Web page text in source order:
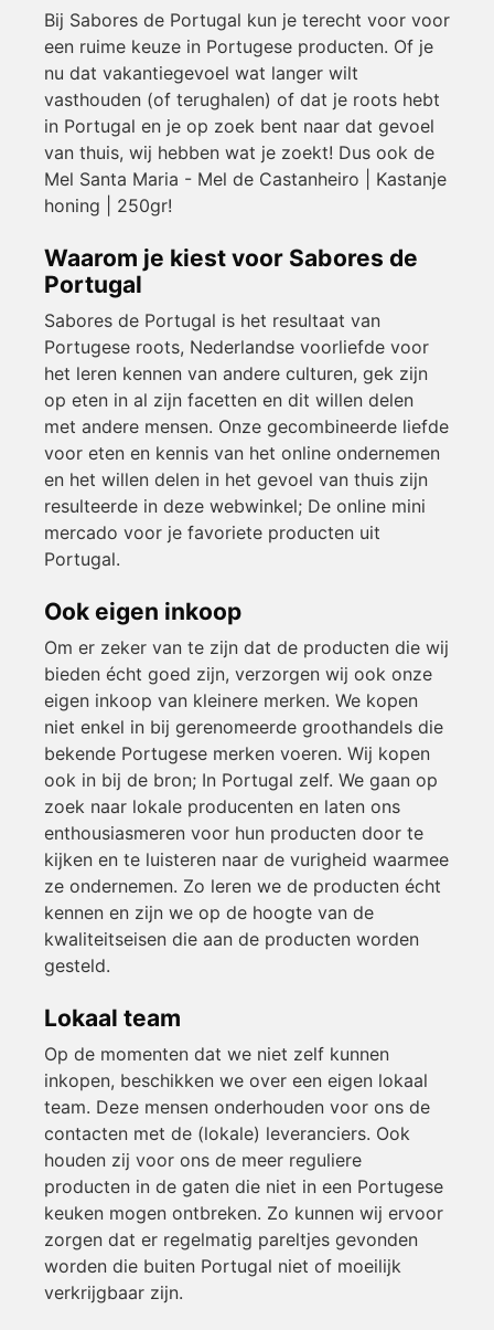
Bij Sabores de Portugal kun je terecht voor voor
een ruime keuze in Portugese producten. Of je
nu dat vakantiegevoel wat langer wilt
vasthouden (of terughalen) of dat je roots hebt
in Portugal en je op zoek bent naar dat gevoel
van thuis, wij hebben wat je zoekt! Dus ook de
Mel Santa Maria - Mel de Castanheiro | Kastanje
honing | 250gr!
Waarom je kiest voor Sabores de
Portugal
Sabores de Portugal is het resultaat van
Portugese roots, Nederlandse voorliefde voor
het leren kennen van andere culturen, gek zijn
op eten in al zijn facetten en dit willen delen
met andere mensen. Onze gecombineerde liefde
voor eten en kennis van het online ondernemen
en het willen delen in het gevoel van thuis zijn
resulteerde in deze webwinkel; De online mini
mercado voor je favoriete producten uit
Portugal.
Ook eigen inkoop
Om er zeker van te zijn dat de producten die wij
bieden écht goed zijn, verzorgen wij ook onze
eigen inkoop van kleinere merken. We kopen
niet enkel in bij gerenomeerde groothandels die
bekende Portugese merken voeren. Wij kopen
ook in bij de bron; In Portugal zelf. We gaan op
zoek naar lokale producenten en laten ons
enthousiasmeren voor hun producten door te
kijken en te luisteren naar de vurigheid waarmee
ze ondernemen. Zo leren we de producten écht
kennen en zijn we op de hoogte van de
kwaliteitseisen die aan de producten worden
gesteld.
Lokaal team
Op de momenten dat we niet zelf kunnen
inkopen, beschikken we over een eigen lokaal
team. Deze mensen onderhouden voor ons de
contacten met de (lokale) leveranciers. Ook
houden zij voor ons de meer reguliere
producten in de gaten die niet in een Portugese
keuken mogen ontbreken. Zo kunnen wij ervoor
zorgen dat er regelmatig pareltjes gevonden
worden die buiten Portugal niet of moeilijk
verkrijgbaar zijn.